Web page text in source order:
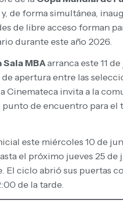
de forma simultánea,
de libre acceso
durante este año 2026.
MBAarranca este 11
apertura entre las
Cinemateca invita a la
punto de encuentro para
este miércoles 10 de
el próximo jueves 25
El ciclo abrió sus puertas
de la tarde.